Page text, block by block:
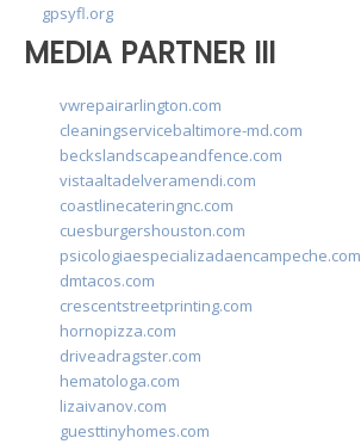
gpsyfl.org
MEDIA PARTNER III
vwrepairarlington.com
cleaningservicebaltimore-md.com
beckslandscapeandfence.com
vistaaltadelveramendi.com
coastlinecateringnc.com
cuesburgershouston.com
psicologiaespecializadaencampeche.com
dmtacos.com
crescentstreetprinting.com
hornopizza.com
driveadragster.com
hematologa.com
lizaivanov.com
guesttinyhomes.com